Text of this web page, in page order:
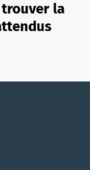
trouver la